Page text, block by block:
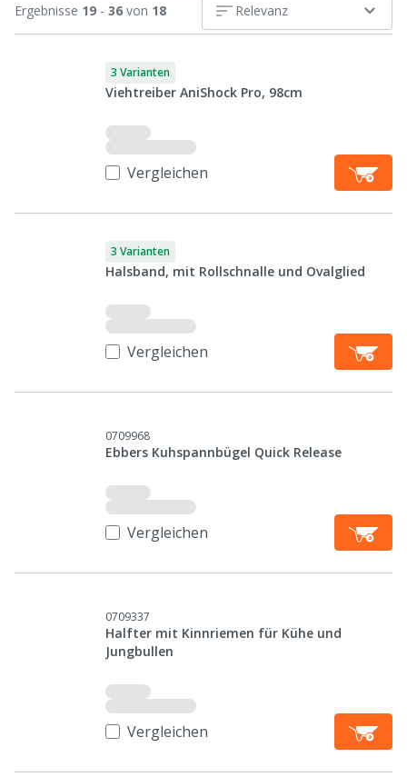
Ergebnisse 19 - 36 von 18 Relevanz
3 Varianten
Viehtreiber AniShock Pro, 98cm
Vergleichen
3 Varianten
Halsband, mit Rollschnalle und Ovalglied
Vergleichen
0709968
Ebbers Kuhspannbügel Quick Release
Vergleichen
0709337
Halfter mit Kinnriemen für Kühe und
Jungbullen
Vergleichen